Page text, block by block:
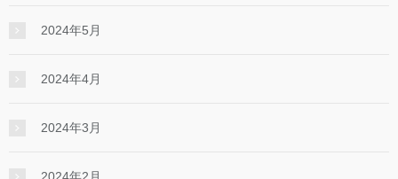
2024年5月
2024年4月
2024年3月
2024年2月